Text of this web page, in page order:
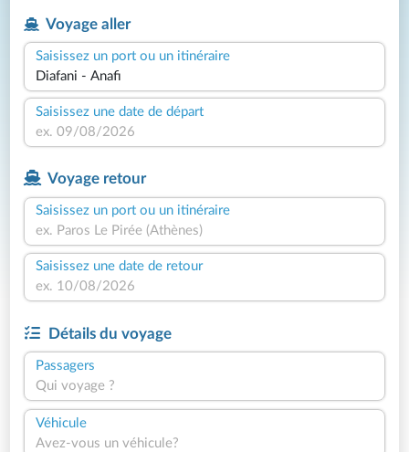
Voyage aller
Saisissez un port ou un itinéraire
Saisissez une date de départ
Voyage retour
Saisissez un port ou un itinéraire
Saisissez une date de retour
Détails du voyage
Passagers
Qui voyage ?
Véhicule
Avez-vous un véhicule?